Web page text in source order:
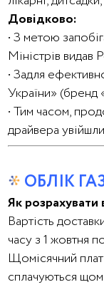
Довідково:
• З метою
Міністрів
• Задля
України» (бренд
• Тим часом,
драйвера
ОБЛІК
Як розрахувати
Вартість
часу з 1 жовтня
Щомісячний
сплачуються